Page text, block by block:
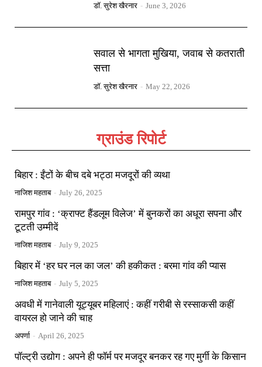
डॉ. सुरेश खैरनार - June 3, 2026
सवाल से भागता मुखिया, जवाब से कतराती
सत्ता
डॉ. सुरेश खैरनार - May 22, 2026
ग्राउंड रिपोर्ट
बिहार : ईंटों के बीच दबे भट्ठा मजदूरों की व्यथा
नाजिश महताब - July 26, 2025
रामपुर गांव : ‘क्राफ्ट हैंडलूम विलेज’ में बुनकरों का अधूरा सपना और
टूटती उम्मीदें
नाजिश महताब - July 9, 2025
बिहार में ‘हर घर नल का जल’ की हकीकत : बरमा गांव की प्यास
नाजिश महताब - July 5, 2025
अवधी में गानेवाली यूट्यूबर महिलाएं : कहीं गरीबी से रस्साकसी कहीं
वायरल हो जाने की चाह
अपर्णा - April 26, 2025
पॉल्ट्री उद्योग : अपने ही फॉर्म पर मजदूर बनकर रह गए मुर्गी के किसान